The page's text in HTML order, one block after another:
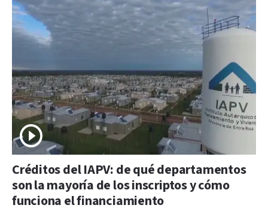
Créditos del IAPV: de qué departamentos
son la mayoría de los inscriptos y cómo
funciona el financiamiento